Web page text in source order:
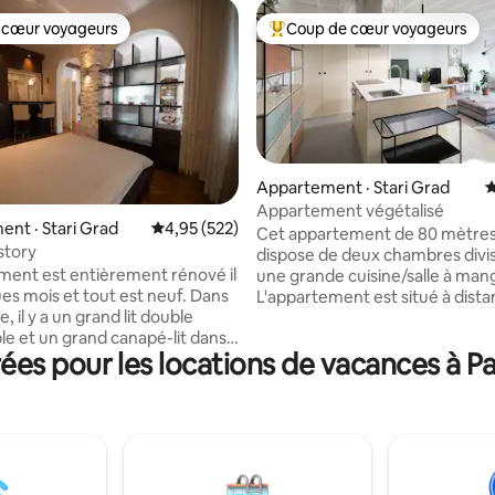
5, 230 commentaires
cœur voyageurs
voyageurs
· Stari Grad Note moyenne de 4,95 sur 5, 522
4,95 (522)
est entièrement rénové il
mois et tout est neuf. Dans
il y a un grand lit double
et un grand canapé-lit dans
tout en lumière LED discrète.
vous pouvez profiter
bain est vitrée avec des
Coup de cœur voyageurs
Coup de cœur voyageurs
Appartement · Stari Grad
Appartement végétalisé
Cet appartement de 80
dispose de deux chambres
une grande cuisine/salle à
L'appartement est situé à
Musée et Théâtre, rue Knez
forteresse de Kalemegdan,
et pubs à proximité. Certains
restaurants les mieux notés se
pour les locations de vacances à